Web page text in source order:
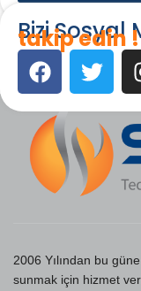
Bizi Sosyal
takip edin !
2006 Yılından bu
sunmak için hizmet